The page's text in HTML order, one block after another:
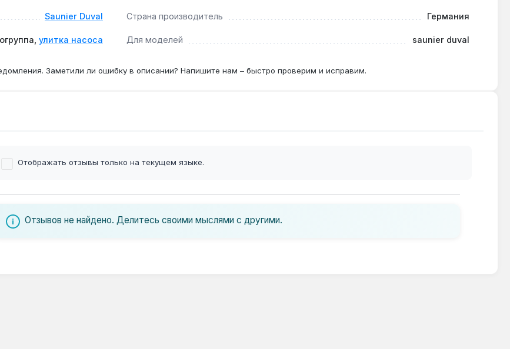
95 °C, давление до 3 бар) замена требуется при появлении трещин или деформации — обычно раз в 5-7
Saunier Duval Страна производитель Германия
улитка насоса Для моделей saunier duval
Заметили ли ошибку в описании? Напишите нам – быстро проверим и исправим.
Отображать отзывы только на текущем языке.
Отзывов не найдено. Делитесь своими мыслями с другими.